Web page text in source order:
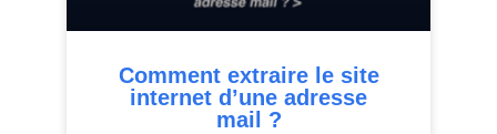
Comment extraire le site
internet d’une adresse
mail ?